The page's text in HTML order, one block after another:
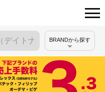
BRANDから探す